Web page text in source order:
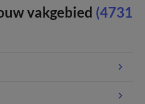
vakgebied (4731